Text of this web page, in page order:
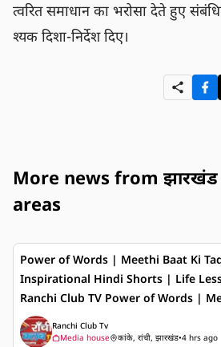
त्वरित समाधान का भरोसा देते हुए
श्यक दिशा-निर्देश दिए।
More news from
areas
Power of Words | Meethi Baat Ki
Inspirational Hindi Shorts | Life
Ranchi Club TV Power of Words |
Baat Ki Taqat | Inspirational Hindi
| Life Lesson | Ranchi Club TV शब्दों की
Ranchi Club Tv
Media house
कांके, रांची, झारखंड•4 hrs ago